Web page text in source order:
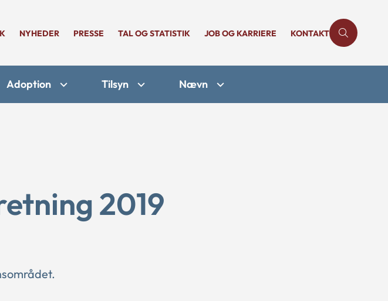
NYHEDER PRESSE TAL OG STATISTIK JOB OG KARRIERE KONTAKT
Adoption Tilsyn Nævn
2019